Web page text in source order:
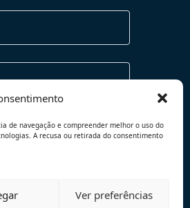
de navegação e compreender melhor o uso do
A recusa ou retirada do consentimento
Ver preferências